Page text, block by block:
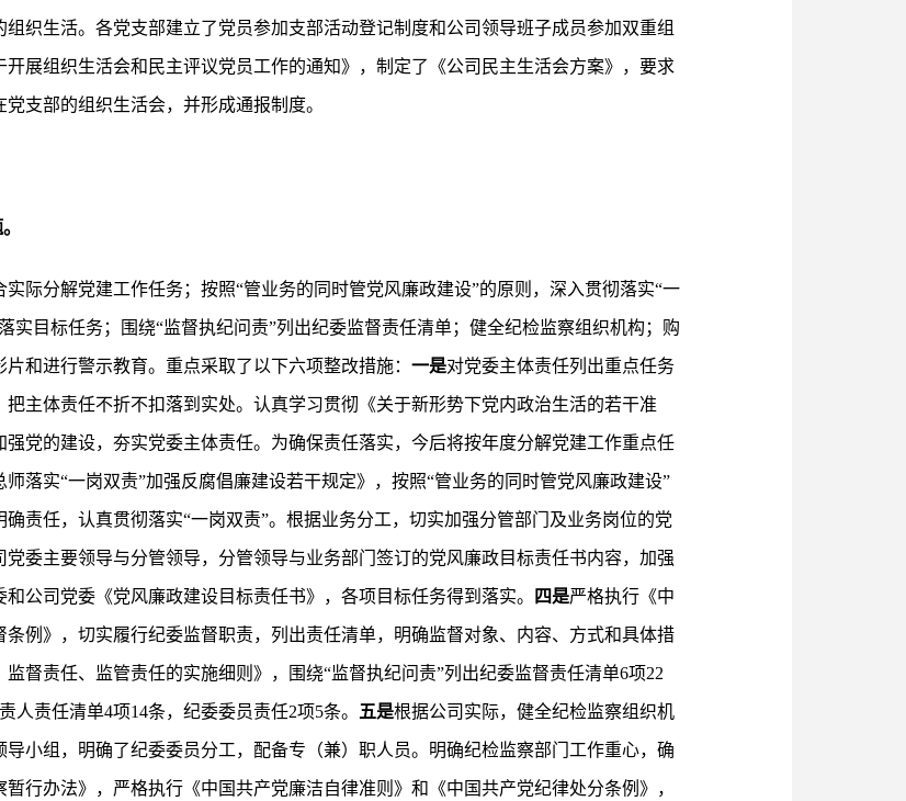
织生活。各党支部建立了党员参加支部活动登记制度和公司领导班子成员参加双重组
展组织生活会和民主评议党员工作的通知》，制定了《公司民主生活会方案》，要求
支部的组织生活会，并形成通报制度。
际分解党建工作任务；按照“管业务的同时管党风廉政建设”的原则，深入贯彻落实“一
实目标任务；围绕“监督执纪问责”列出纪委监督责任清单；健全纪检监察组织机构；购
和进行警示教育。重点采取了以下六项整改措施： 一是对党委主体责任列出重点任务
主体责任不折不扣落到实处。认真学习贯彻《关于新形势下党内政治生活的若干准
党的建设，夯实党委主体责任。为确保责任落实，今后将按年度分解党建工作重点任
落实“一岗双责”加强反腐倡廉建设若干规定》，按照“管业务的同时管党风廉政建设”
责任，认真贯彻落实“一岗双责”。根据业务分工，切实加强分管部门及业务岗位的党
党委主要领导与分管领导，分管领导与业务部门签订的党风廉政目标责任书内容，加强
公司党委《党风廉政建设目标责任书》，各项目标任务得到落实。 四是严格执行《中
例》，切实履行纪委监督职责，列出责任清单，明确监督对象、内容、方式和具体措
督责任、监管责任的实施细则》，围绕“监督执纪问责”列出纪委监督责任清单6项22
责任清单4项14条，纪委委员责任2项5条。 五是根据公司实际，健全纪检监察组织机
小组，明确了纪委委员分工，配备专（兼）职人员。明确纪检监察部门工作重心，确
行办法》，严格执行《中国共产党廉洁自律准则》和《中国共产党纪律处分条例》，